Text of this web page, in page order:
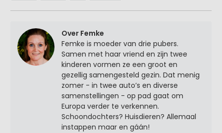
Over Femke
Femke is moeder van drie pubers.
Samen met haar vriend en zijn twee
kinderen vormen ze een groot en
gezellig samengesteld gezin. Dat menig
zomer - in twee auto’s en diverse
samenstellingen - op pad gaat om
Europa verder te verkennen.
Schoondochters? Huisdieren? Allemaal
instappen maar en gáán!